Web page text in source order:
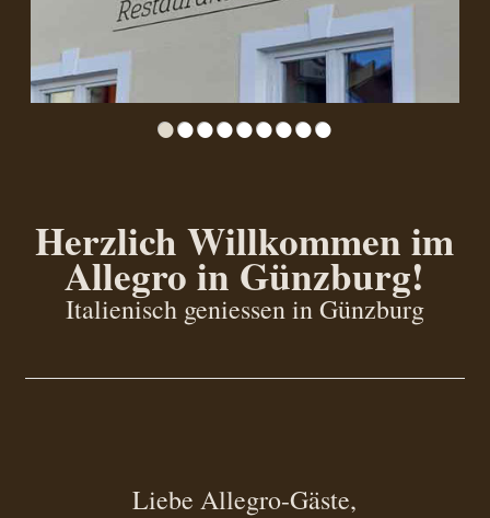
•••••••••
Herzlich Willkommen im
Allegro in Günzburg!
Italienisch geniessen in Günzburg
Liebe Allegro-Gäste,